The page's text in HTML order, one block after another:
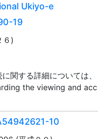
Ukiyo-e
19
６)
関する詳細については、「
the viewing and
10